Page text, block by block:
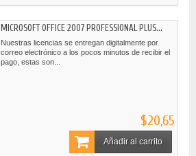
MICROSOFT OFFICE 2007 PROFESSIONAL PLUS...
Nuestras licencias se entregan digitalmente por
correo electrónico a los pocos minutos de recibir el
pago, estas son...
$20,65
Añadir al carrito